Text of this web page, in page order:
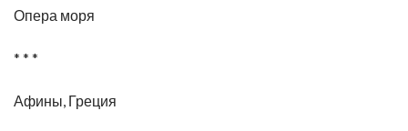
Опера моря
* * *
Афины, Греция